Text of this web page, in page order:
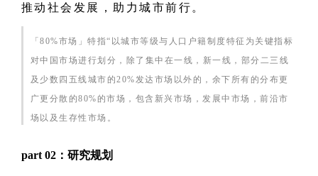
推动社会发展，助力城市前行。
「80%市场」特指“以城市等级与人口户籍制度特征为关键指标
对中国市场进行划分，除了集中在一线，新一线，部分二三线
及少数四五线城市的20%发达市场以外的，余下所有的分布更
广更分散的80%的市场，包含新兴市场，发展中市场，前沿市
场以及生存性市场。
part 02：研究规划